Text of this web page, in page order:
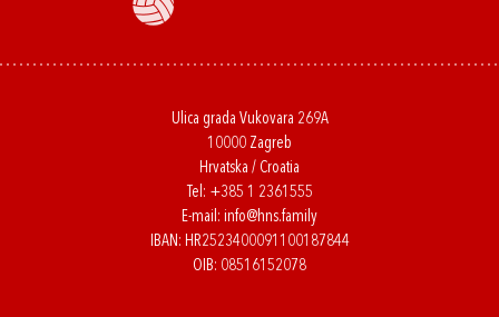
Ulica grada Vukovara 269A
10000 Zagreb
Hrvatska / Croatia
Tel: +385 1 2361555
E-mail: info@hns.family
IBAN: HR2523400091100187844
OIB: 08516152078